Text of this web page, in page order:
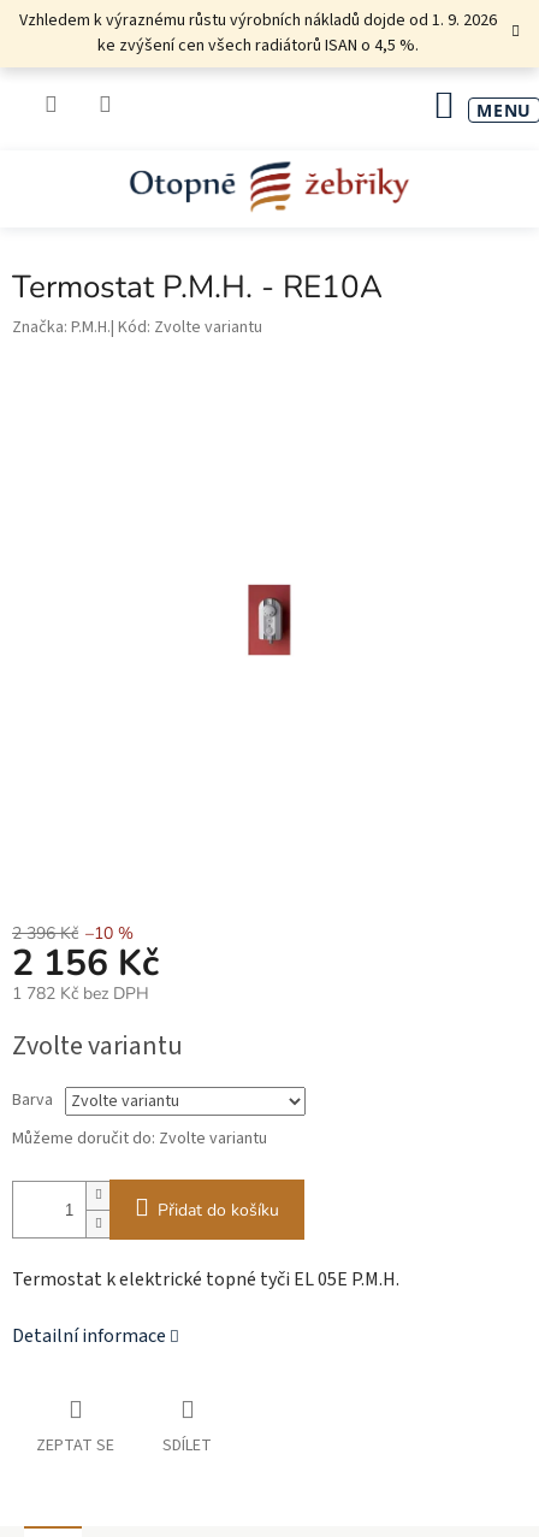
PřejítVzhledem k výraznému růstu výrobních nákladů dojde od 1. 9. 2026
ke zvýšení cen všech radiátorů ISAN o 4,5 %.
Termostat P.M.H. - RE10A
Značka: P.M.H. Kód: Zvolte variantu
2 396 Kč –10 %
2 156 Kč
1 782 Kč bez DPH
cena:
Zvolte variantu
Barva
Můžeme doručit do: Zvolte variantu
Přidat do košíku
Termostat k elektrické topné tyči EL 05E P.M.H.
Detailní informace
ZEPTAT SE SDÍLET